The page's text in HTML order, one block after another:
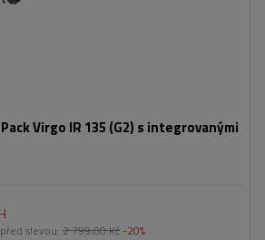
Virgo IR 135 (G2) s integrovanými
slevou: 2 799,00 Kč -20%